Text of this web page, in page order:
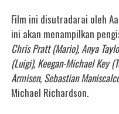
Film ini disutradarai oleh
ini akan menampilkan
Chris Pratt (Mario), Anya
(Luigi), Keegan-Michael Key
Armisen, Sebastian
Michael Richardson.